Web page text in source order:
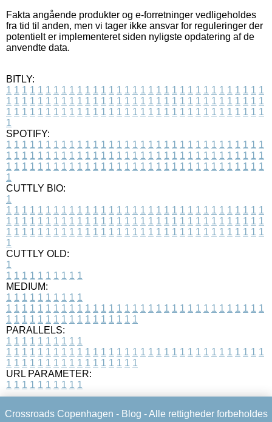
Fakta angående produkter og e-forretninger vedligeholdes
fra tid til anden, men vi tager ikke ansvar for reguleringer der
potentielt er implementeret siden nyligste opdatering af de
anvendte data.
BITLY:
1 1 1 1 1 1 1 1 1 1 1 1 1 1 1 1 1 1 1 1 1 1 1 1 1 1 1 1 1 1 1 1 1
1 1 1 1 1 1 1 1 1 1 1 1 1 1 1 1 1 1 1 1 1 1 1 1 1 1 1 1 1 1 1 1 1
1 1 1 1 1 1 1 1 1 1 1 1 1 1 1 1 1 1 1 1 1 1 1 1 1 1 1 1 1 1 1 1 1
1
SPOTIFY:
1 1 1 1 1 1 1 1 1 1 1 1 1 1 1 1 1 1 1 1 1 1 1 1 1 1 1 1 1 1 1 1 1
1 1 1 1 1 1 1 1 1 1 1 1 1 1 1 1 1 1 1 1 1 1 1 1 1 1 1 1 1 1 1 1 1
1 1 1 1 1 1 1 1 1 1 1 1 1 1 1 1 1 1 1 1 1 1 1 1 1 1 1 1 1 1 1 1 1
1
CUTTLY BIO:
1
1 1 1 1 1 1 1 1 1 1 1 1 1 1 1 1 1 1 1 1 1 1 1 1 1 1 1 1 1 1 1 1 1
1 1 1 1 1 1 1 1 1 1 1 1 1 1 1 1 1 1 1 1 1 1 1 1 1 1 1 1 1 1 1 1 1
1 1 1 1 1 1 1 1 1 1 1 1 1 1 1 1 1 1 1 1 1 1 1 1 1 1 1 1 1 1 1 1 1
1
CUTTLY OLD:
1
1 1 1 1 1 1 1 1 1 1
MEDIUM:
1 1 1 1 1 1 1 1 1 1
1 1 1 1 1 1 1 1 1 1 1 1 1 1 1 1 1 1 1 1 1 1 1 1 1 1 1 1 1 1 1 1 1
1 1 1 1 1 1 1 1 1 1 1 1 1 1 1 1 1
PARALLELS:
1 1 1 1 1 1 1 1 1 1
1 1 1 1 1 1 1 1 1 1 1 1 1 1 1 1 1 1 1 1 1 1 1 1 1 1 1 1 1 1 1 1 1
1 1 1 1 1 1 1 1 1 1 1 1 1 1 1 1 1
URL PARAMETER:
1 1 1 1 1 1 1 1 1 1
Crossroads Copenhagen - Blog - Alle rettigheder forbeholdes